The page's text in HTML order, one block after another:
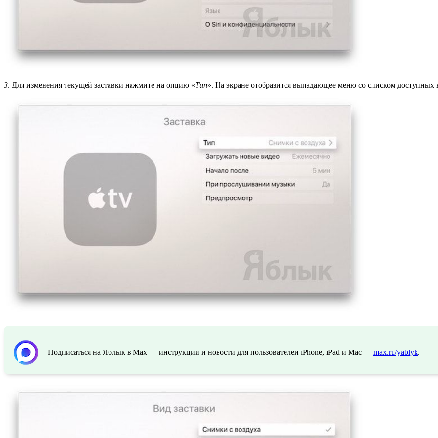
3. Для изменения текущей заставки нажмите на опцию «Тип». На экране отобразится выпадающее меню со списком доступных
Подписаться на Яблык в Max — инструкции и новости для пользователей iPhone, iPad и Mac — max.ru/yablyk.